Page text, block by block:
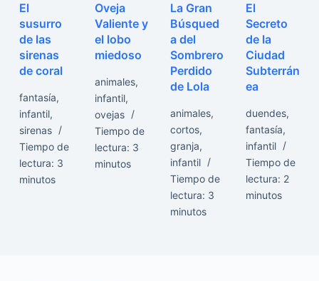
El
susurro
de las
sirenas
de coral
fantasía,
infantil,
sirenas
Tiempo de
lectura: 3
minutos
Oveja
Valiente y
el lobo
miedoso
animales,
infantil,
ovejas
Tiempo de
lectura: 3
minutos
La Gran
Búsqued
a del
Sombrero
Perdido
de Lola
animales,
cortos,
granja,
infantil
Tiempo de
lectura: 3
minutos
El
Secreto
de la
Ciudad
Subterrán
ea
duendes,
fantasía,
infantil
Tiempo de
lectura: 2
minutos